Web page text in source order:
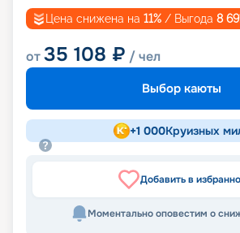
Цена снижена на 11% / Выгода 8
от35 108 ₽ / чел
Выбор каюты
+1 000Круизных
Добавить в
Моментально оповестим о